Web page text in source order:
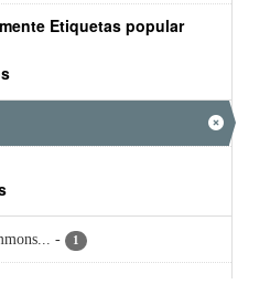
Etiquetas popular
- 1